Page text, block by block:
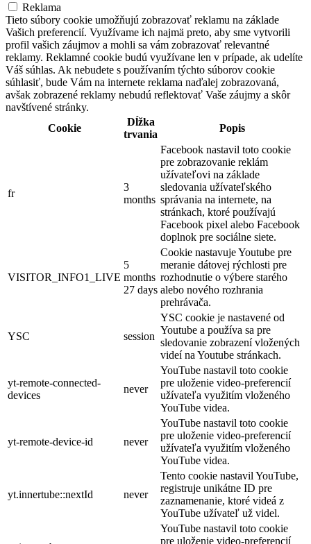
Reklama
Tieto súbory cookie umožňujú zobrazovať reklamu na základe
Vašich preferencií. Využívame ich najmä preto, aby sme vytvorili
profil vašich záujmov a mohli sa vám zobrazovať relevantné
reklamy. Reklamné cookie budú využívane len v prípade, ak udelíte
Váš súhlas. Ak nebudete s používaním týchto súborov cookie
súhlasiť, bude Vám na internete reklama naďalej zobrazovaná,
avšak zobrazené reklamy nebudú reflektovať Vaše záujmy a skôr
navštívené stránky.
Cookie
Dĺžka
trvania
Popis
fr
3
months
Facebook nastavil toto cookie
pre zobrazovanie reklám
užívateľovi na základe
sledovania užívateľského
správania na internete, na
stránkach, ktoré používajú
Facebook pixel alebo Facebook
doplnok pre sociálne siete.
VISITOR_INFO1_LIVE
5
months
27 days
Cookie nastavuje Youtube pre
meranie dátovej rýchlosti pre
rozhodnutie o výbere starého
alebo nového rozhrania
prehrávača.
YSC session
YSC cookie je nastavené od
Youtube a používa sa pre
sledovanie zobrazení vložených
videí na Youtube stránkach.
yt-remote-connected-
devices
never
YouTube nastavil toto cookie
pre uloženie video-preferencií
užívateľa využitím vloženého
YouTube videa.
yt-remote-device-id never
YouTube nastavil toto cookie
pre uloženie video-preferencií
užívateľa využitím vloženého
YouTube videa.
yt.innertube::nextId never
Tento cookie nastavil YouTube,
registruje unikátne ID pre
zaznamenanie, ktoré videá z
YouTube užívateľ už videl.
YouTube nastavil toto cookie
pre uloženie video-preferencií